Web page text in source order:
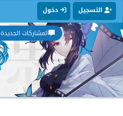
التسجيل دخول
المشاركات الجديدة